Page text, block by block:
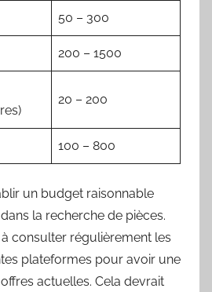
50 – 300
200 – 1500
20 – 200
100 – 800
un budget raisonnable
la recherche de pièces.
consulter régulièrement les
plateformes pour avoir une
actuelles. Cela devrait